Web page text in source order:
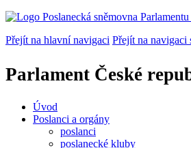
Přejít na hlavní navigaci Přejít na navigaci
Parlament České
Úvod
Poslanci a orgány
poslanci
poslanecké kluby